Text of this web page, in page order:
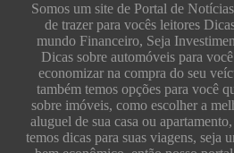
Somos um site de Portal de
de trazer para vocês leitores
mundo Financeiro, Seja
Dicas sobre automóveis para
economizar na compra do seu
também temos opções para você
sobre imóveis, como escolher a
aluguel de sua casa ou
temos dicas para suas viagens, seja